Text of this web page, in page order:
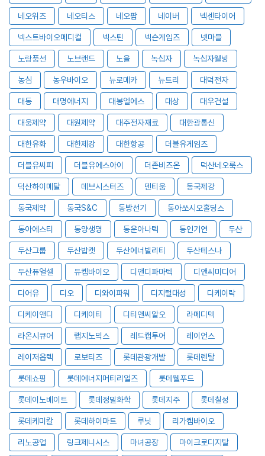
네오위즈 네오티스 네오팜 네이버 넥센타이어
넥스트바이오메디컬 넥스틴 넥슨게임즈 넷마블
노랑풍선 노브랜드 노을 녹십자 녹십자웰빙
농심 농우바이오 뉴로메카 뉴트리 대덕전자
대동 대명에너지 대봉엘에스 대상 대우건설
대웅제약 대원제약 대주전자재료 대한광통신
대한유화 대한제강 대한항공 더블유게임즈
더블유씨피 더블유에스아이 더존비즈온 덕산네오룩스
덕산하이메탈 데브시스터즈 덴티움 동국제강
동국제약 동국S&C 동방선기 동아쏘시오홀딩스
동아에스티 동양생명 동운아나텍 동인기연 두산
두산그룹 두산밥캣 두산에너빌리티 두산테스나
두산퓨얼셀 듀켐바이오 디앤디파마텍 디앤씨미디어
디어유 디오 디와이파워 디지털대성 디케이락
디케이앤디 디케이티 디티앤씨알오 라메디텍
라온시큐어 랩지노믹스 레드캡투어 레이언스
레이저옵텍 로보티즈 롯데관광개발 롯데렌탈
롯데쇼핑 롯데에너지머티리얼즈 롯데웰푸드
롯데이노베이트 롯데정밀화학 롯데지주 롯데칠성
롯데케미칼 롯데하이마트 루닛 리가켐바이오
리노공업 링크제니시스 마녀공장 마이크로디지탈